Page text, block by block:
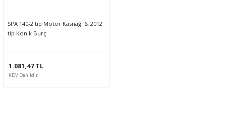
SPA 140-2 tip Motor Kasnağı & 2012
tip Konik Burç
1.081,47 TL
KDV Dahildir